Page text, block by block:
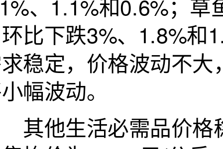
、1.1%和0.6%；草
比下跌3%、1.8%和
稳定，价格波动不
幅波动。
生活必需品价格稳